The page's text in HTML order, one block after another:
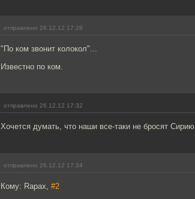
отправлено 26.12.12 17:28
"По ком звонит колокол"...
Известно по ком.
отправлено 26.12.12 17:32
Хочется думать, что наши все-таки не бросят Сирию
отправлено 26.12.12 17:34
Кому: Rapax, #2